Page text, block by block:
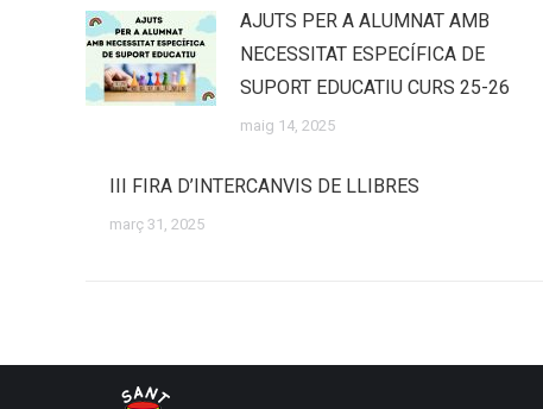
AJUTS PER A ALUMNAT AMB
NECESSITAT ESPECÍFICA DE
SUPORT EDUCATIU CURS 25-26
maig 14, 2025
III FIRA D’INTERCANVIS DE LLIBRES
març 31, 2025